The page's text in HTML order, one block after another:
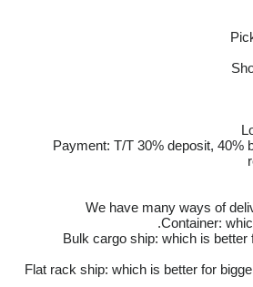
Payment: T/T 30% deposit, 40%
We have many ways of
2.Bulk cargo ship: which is
3.Flat rack ship: which is better for